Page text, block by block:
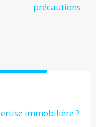
précautions
immobilière ?